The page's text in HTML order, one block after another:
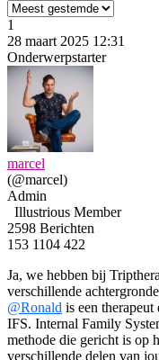
1
28 maart 2025 12:31
Onderwerpstarter
marcel
(@marcel)
Admin
Illustrious Member
2598 Berichten
153 1104 422
Ja, we hebben bij
verschillende
@Ronald is een
IFS. Internal Family
methode die gericht is op
verschillende delen van